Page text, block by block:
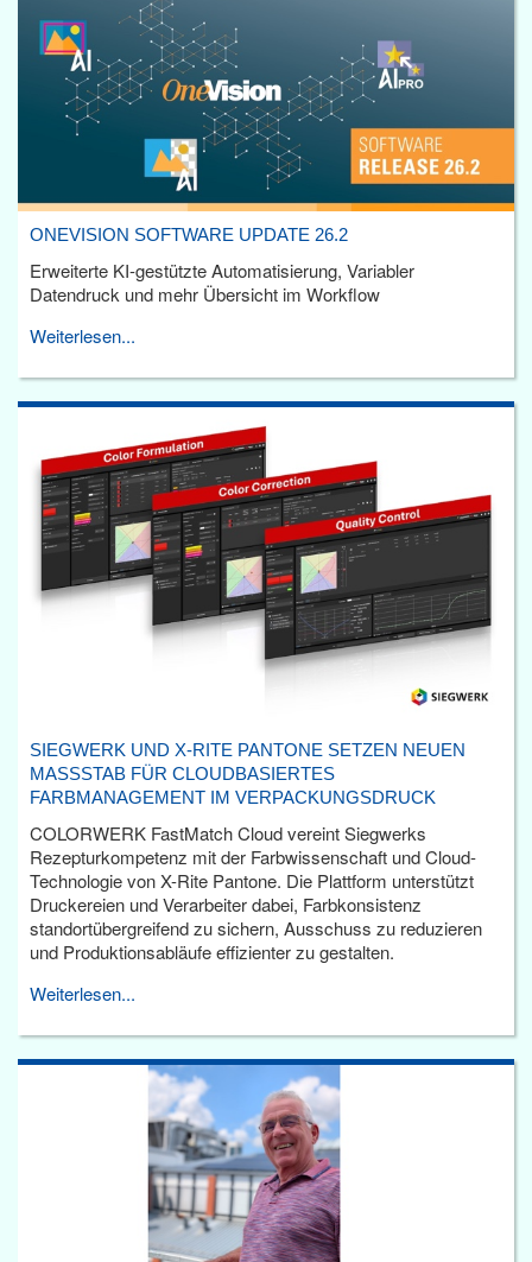
ONEVISION SOFTWARE UPDATE 26.2
Erweiterte KI-gestützte Automatisierung, Variabler
Datendruck und mehr Übersicht im Workflow
Weiterlesen...
SIEGWERK UND X-RITE PANTONE SETZEN NEUEN
MASSSTAB FÜR CLOUDBASIERTES F
ARBMANAGEMENT IM VERPACKUNGSDRUCK
COLORWERK FastMatch Cloud vereint Siegwerks
Rezepturkompetenz mit der Farbwissenschaft und Cloud-
Technologie von X-Rite Pantone. Die Plattform unterstützt
Druckereien und Verarbeiter dabei, Farbkonsistenz
standortübergreifend zu sichern, Ausschuss zu reduzieren
und Produktionsabläufe effizienter zu gestalten.
Weiterlesen...